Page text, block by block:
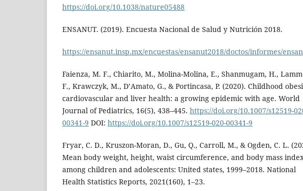
https://doi.org/10.1038/nature05488
ENSANUT. (2019). Encuesta Nacional de Salud y Nutrición 2018.
https://ensanut.insp.mx/encuestas/ensanut2018/doctos/informes/
Faienza, M. F., Chiarito, M., Molina-Molina, E., Shanmugam, H.,
F., Krawczyk, M., D’Amato, G., & Portincasa, P. (2020). Childhood
cardiovascular and liver health: a growing epidemic with age. World
Journal of Pediatrics, 16(5), 438–445. https://doi.org/10.1007/s12519-
00341-9 DOI: https://doi.org/10.1007/s12519-020-00341-9
Fryar, C. D., Kruszon-Moran, D., Gu, Q., Carroll, M., & Ogden, C. L.
Mean body weight, height, waist circumference, and body mass
among children and adolescents: United states, 1999–2018. National
Health Statistics Reports, 2021(160), 1–23.